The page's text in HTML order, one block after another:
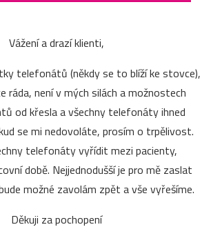
Vážení a drazí klienti,
telefonátů (někdy se to blíží ke stovce),
ráda, není v mých silách a možnostech
od křesla a všechny telefonáty ihned
se mi nedovoláte, prosím o trpělivost.
telefonáty vyřídit mezi pacienty,
době. Nejjednodušší je pro mě zaslat
možné zavolám zpět a vše vyřešíme.
Děkuji za pochopení